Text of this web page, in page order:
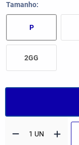
Tamanho
P
2GG